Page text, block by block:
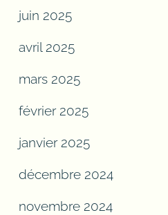
juin 2025
avril 2025
mars 2025
février 2025
janvier 2025
décembre 2024
novembre 2024